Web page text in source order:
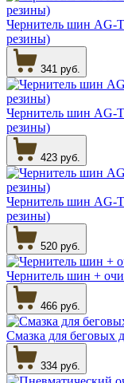
Чернитель шин AG-
резины)
341 руб.
Чернитель шин AG-
резины)
423 руб.
Чернитель шин AG-
резины)
520 руб.
Чернитель шин +
466 руб.
Смазка для беговых
334 руб.